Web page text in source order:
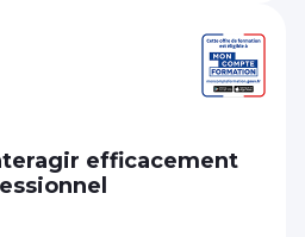
efficacement